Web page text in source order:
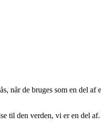
de bruges som en del af
til den verden, vi er en del